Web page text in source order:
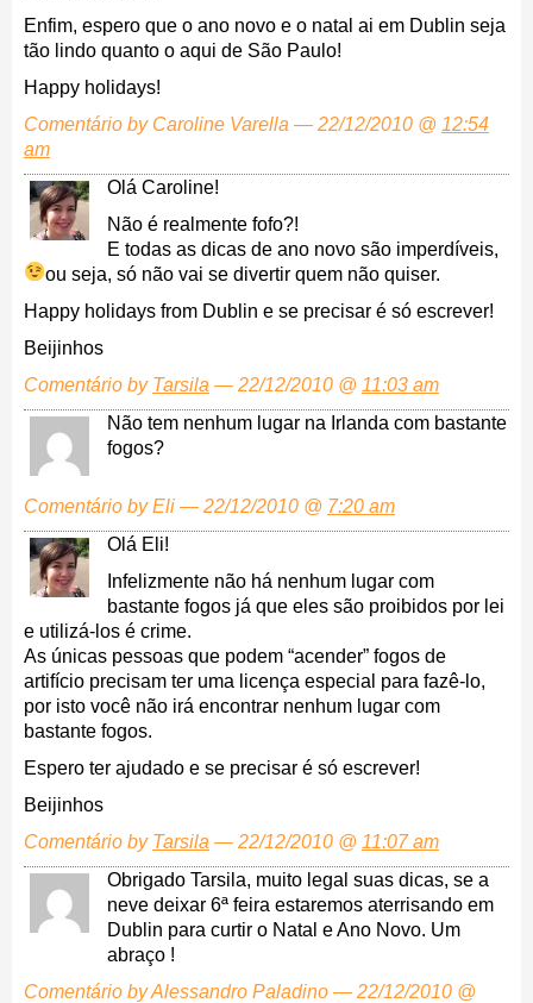
Enfim, espero que o ano novo e o natal ai em Dublin seja
tão lindo quanto o aqui de São Paulo!
Happy holidays!
Comentário by Caroline Varella — 22/12/2010 @ 12:54
am
Olá Caroline!
Não é realmente fofo?!
E todas as dicas de ano novo são imperdíveis,
ou seja, só não vai se divertir quem não quiser.
Happy holidays from Dublin e se precisar é só escrever!
Beijinhos
Comentário by Tarsila — 22/12/2010 @ 11:03 am
Não tem nenhum lugar na Irlanda com bastante
fogos?
Comentário by Eli — 22/12/2010 @ 7:20 am
Olá Eli!
Infelizmente não há nenhum lugar com
bastante fogos já que eles são proibidos por lei
e utilizá-los é crime.
As únicas pessoas que podem “acender” fogos de
artifício precisam ter uma licença especial para fazê-lo,
por isto você não irá encontrar nenhum lugar com
bastante fogos.
Espero ter ajudado e se precisar é só escrever!
Beijinhos
Comentário by Tarsila — 22/12/2010 @ 11:07 am
Obrigado Tarsila, muito legal suas dicas, se a
neve deixar 6ª feira estaremos aterrisando em
Dublin para curtir o Natal e Ano Novo. Um
abraço !
Comentário by Alessandro Paladino — 22/12/2010 @